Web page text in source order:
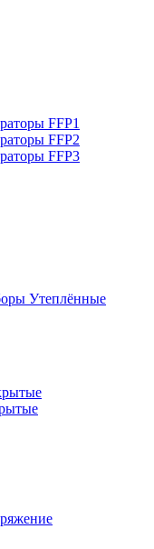
FFP1
FFP2
FFP3
Утеплённые